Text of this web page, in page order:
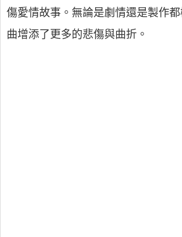
傷愛情故事。無論是劇情還是製作
曲增添了更多的悲傷與曲折。